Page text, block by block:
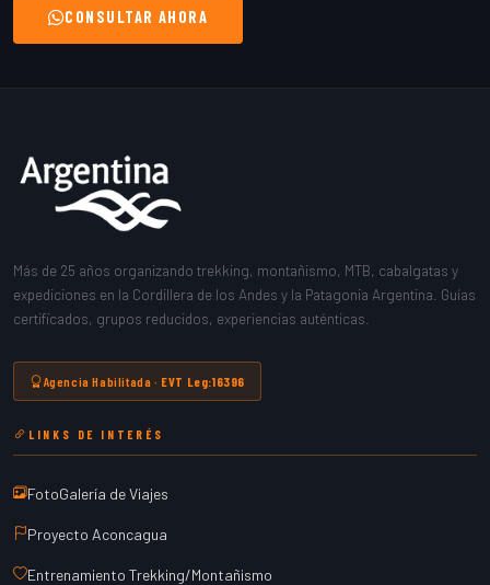
CONSULTAR AHORA
Más de 25 años organizando trekking, montañismo, MTB, cabalgatas y
expediciones en la Cordillera de los Andes y la Patagonia Argentina. Guías
certificados, grupos reducidos, experiencias auténticas.
Agencia Habilitada · EVT Leg:16396
LINKS DE INTERÉS
FotoGalería de Viajes
Proyecto Aconcagua
Entrenamiento Trekking/Montañismo